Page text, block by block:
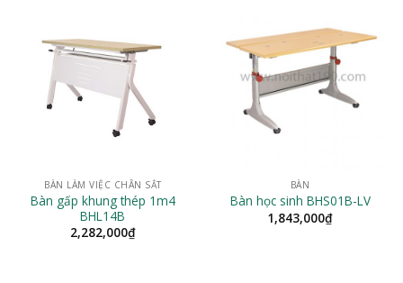
BÀN LÀM VIỆC CHÂN SẮT
Bàn gấp khung thép 1m4
BHL14B
2,282,000₫
BÀN
Bàn học sinh BHS01B-LV
1,843,000₫